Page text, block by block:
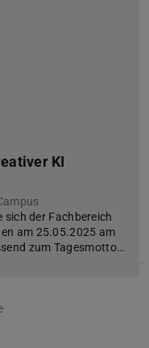
KI
der Fachbereich
am 25.05.2025 am
zum Tagesmotto…